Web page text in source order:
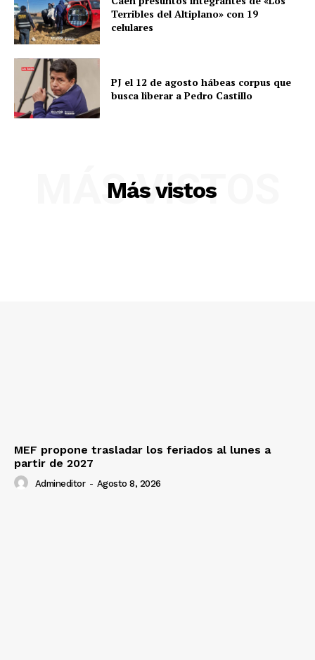
SUSCRIBETE
Terribles del Altiplano» con 19
celulares
PJ el 12 de agosto hábeas corpus que
busca liberar a Pedro Castillo
Más vistos
MÁS VISTOS
MEF propone trasladar los feriados al lunes a
partir de 2027
Admineditor - Agosto 8, 2026